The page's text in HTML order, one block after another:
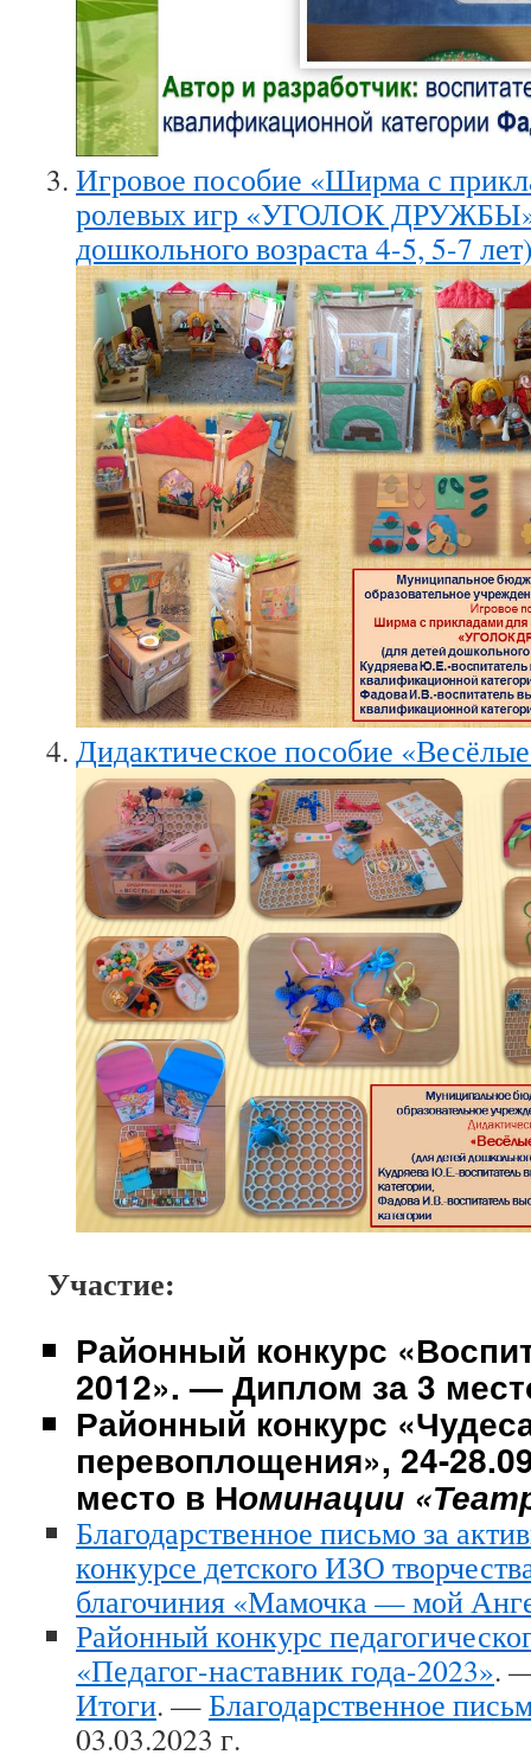
Игровое пособие «Ширма с
ролевых игр «УГОЛОК
дошкольного возраста 4-5, 5-7
Дидактическое пособие
Участие:
Районный конкурс
2012». —Диплом за 3
Районный конкурс
перевоплощения», 24-
место в Номинации
Благодарственное письмо за
конкурсе детского ИЗО
благочиния «Мамочка — мой
Районный конкурс
«Педагог-наставник года-2023».
Итоги. —Благодарственное
03.03.2023 г.